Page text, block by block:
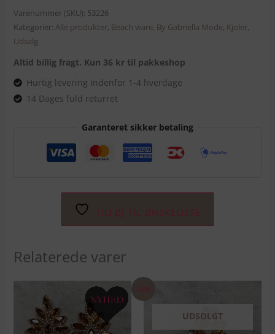
Varenummer (SKU): 53226
Kategorier: Alle produkter, Beach ware, By Gabriella Mode, Kjoler,
Udsalg
Altid billig fragt. Kun 36 kr til pakkeshop
Hurtig levering Indenfor 1-4 hverdage
14 Dages fuld returret
Garanteret sikker betaling
TILFØJ TIL ØNSKELISTE
Relaterede varer
-50%
UDSOLGT
pris
var: